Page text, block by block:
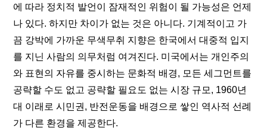
에 따라 정치적 발언이 잠재적인 위험이 될 가능성은 언제
나 있다. 하지만 차이가 없는 것은 아니다. 기계적이고 가
끔 강박에 가까운 무색무취 지향은 한국에서 대중적 입지
를 지닌 사람의 의무처럼 여겨진다. 미국에서는 개인주의
와 표현의 자유를 중시하는 문화적 배경, 모든 세그먼트를
공략할 수도 없고 공략할 필요도 없는 시장 규모, 1960년
대 이래로 시민권, 반전운동을 배경으로 쌓인 역사적 선례
가 다른 환경을 제공한다.